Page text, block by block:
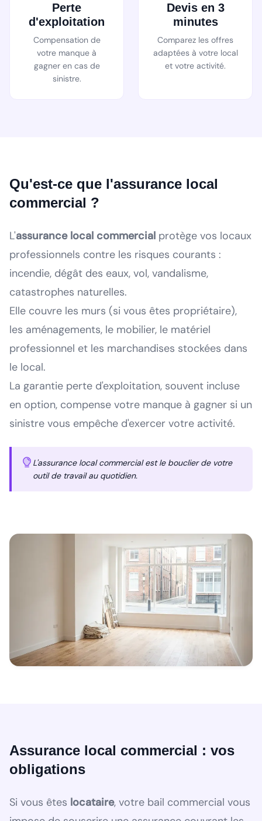
Perte
d'exploitation
Compensation de
votre manque à
gagner en cas de
sinistre.
Devis en 3
minutes
Comparez les offres
adaptées à votre local
et votre activité.
Qu'est-ce que l'assurance local
commercial ?
L'assurance local commercial protège vos locaux
professionnels contre les risques courants :
incendie, dégât des eaux, vol, vandalisme,
catastrophes naturelles.
Elle couvre les murs (si vous êtes propriétaire),
les aménagements, le mobilier, le matériel
professionnel et les marchandises stockées dans
le local.
La garantie perte d'exploitation, souvent incluse
en option, compense votre manque à gagner si un
sinistre vous empêche d'exercer votre activité.
L'assurance local commercial est le bouclier de votre
outil de travail au quotidien.
Assurance local commercial : vos
obligations
Si vous êtes locataire, votre bail commercial vous